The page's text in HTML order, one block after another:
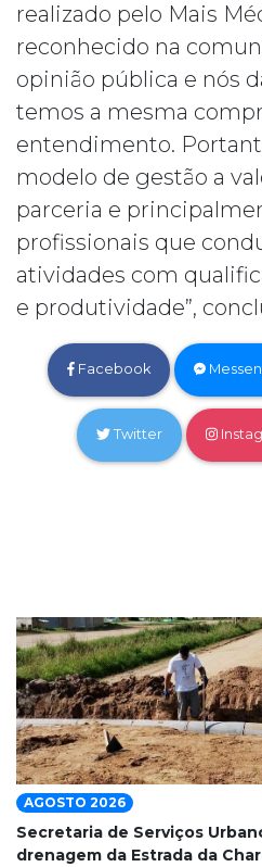
realizado pelo Mais
reconhecido na
opinião pública e nós
temos a mesma
entendimento.
modelo de gestão a
parceria e
profissionais que
atividades com
e produtividade”,
Facebook
Twitter
AGOSTO 2026
Secretaria de Serviços
drenagem da Estrada da